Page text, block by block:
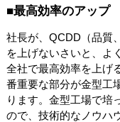
■最高効率のアップ
社長が、QCDD（品質
を上げないさいと、よ
全社で最高効率を上げ
番重要な部分が金型工
ります。金型工場で培
ので、技術的なノウハ